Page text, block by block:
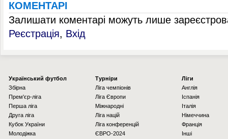
КОМЕНТАРІ
Залишати коментарі можуть лише
Реєстрація, Вхід
Українcький футбол
Збірна
Прем'єр-ліга
Перша ліга
Друга ліга
Кубок України
Молодіжка
Турніри
Ліга чемпіонів
Ліга Європи
Міжнародні
Ліга націй
Ліга конференцій
ЄВРО-2024
Ліги
Англія
Іспанія
Італія
Німеччина
Франція
Інші